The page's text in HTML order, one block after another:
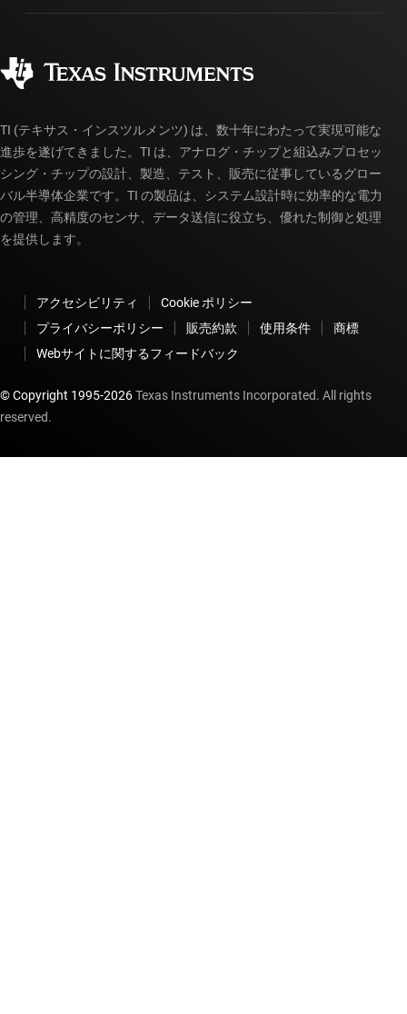
製造
myTI アカウントの FAQ
ご注文に関する FAQ
TI (テキサス・インスツルメンツ) は、数十年にわたって実現可能な
進歩を遂げてきました。TI は、アナログ・チップと組込みプロセッ
シング・チップの設計、製造、テスト、販売に従事しているグロー
バル半導体企業です。TI の製品は、システム設計時に効率的な電力
の管理、高精度のセンサ、データ送信に役立ち、優れた制御と処理
を提供します。
アクセシビリティ
Cookie ポリシー
プライバシーポリシー
販売約款 使用条件
商標
Webサイトに関するフィードバック
© Copyright 1995-2026Texas Instruments Incorporated. All rights
reserved.